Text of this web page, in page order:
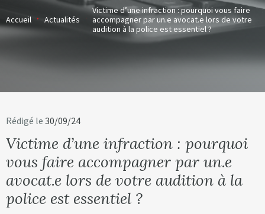
Accueil Actualités
Victime d’une infraction : pourquoi vous faire
accompagner par un.e avocat.e lors de votre
audition à la police est essentiel ?
Rédigé le 30/09/24
Victime d’une infraction : pourquoi
vous faire accompagner par un.e
avocat.e lors de votre audition à la
police est essentiel ?